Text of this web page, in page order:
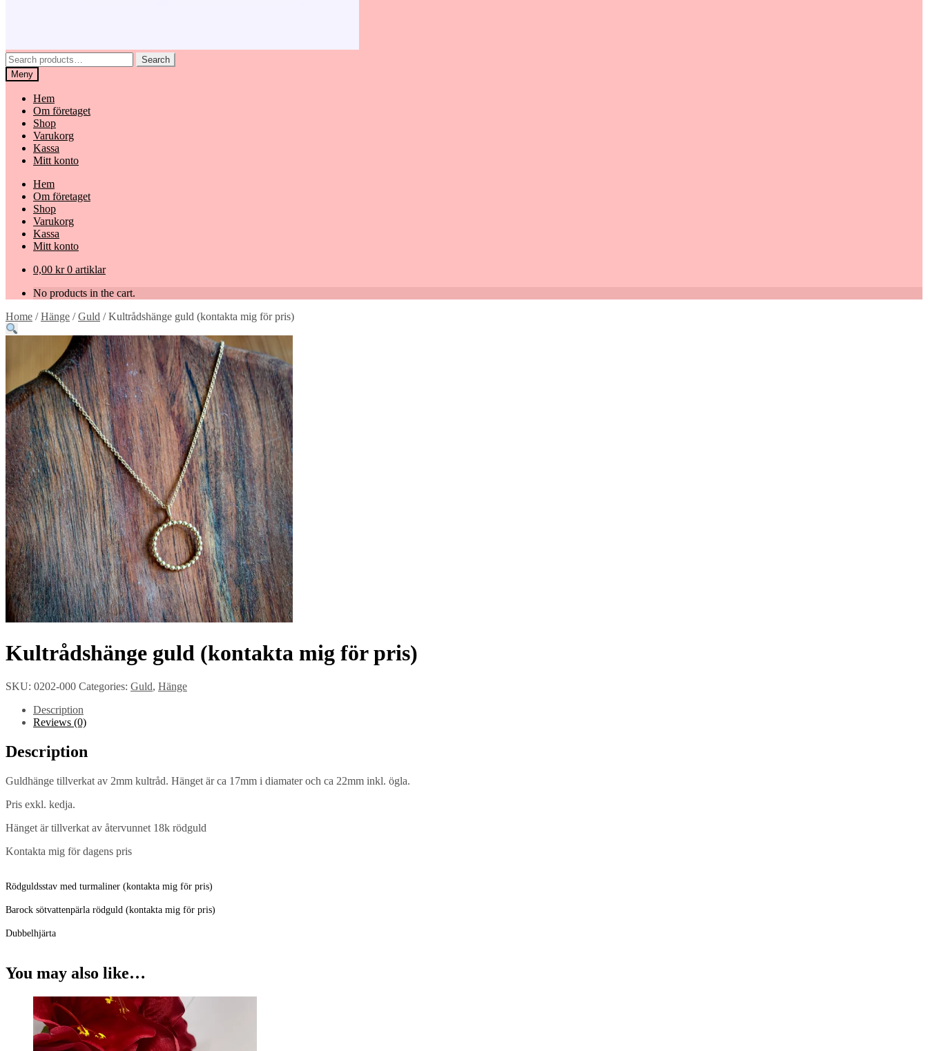
Search
for:
Search
Meny
Hem
Om företaget
Shop
Varukorg
Kassa
Mitt konto
Hem
Om företaget
Shop
Varukorg
Kassa
Mitt konto
0,00 kr 0 artiklar
No products in the cart.
Home /Hänge /Guld /Kultrådshänge guld (kontakta mig för pris)
Kultrådshänge guld (kontakta mig för pris)
SKU: 0202-000 Categories: Guld, Hänge
Description
Reviews (0)
Description
Guldhänge tillverkat av 2mm kultråd. Hänget är ca 17mm i diamater och ca 22mm inkl. ögla.
Pris exkl. kedja.
Hänget är tillverkat av återvunnet 18k rödguld
Kontakta mig för dagens pris
Rödguldsstav med turmaliner (kontakta mig för pris)
Barock sötvattenpärla rödguld (kontakta mig för pris)
Dubbelhjärta
You may also like…